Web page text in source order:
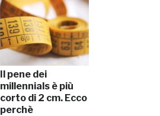
Il pene dei
millennials è più
corto di 2 cm. Ecco
perchè